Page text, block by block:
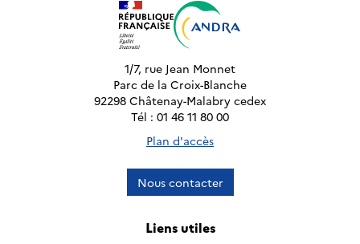
1/7, rue Jean Monnet
Parc de la Croix-Blanche
92298 Châtenay-Malabry cedex
Tél : 01 46 11 80 00
Plan d'accès
Nous contacter
Liens utiles